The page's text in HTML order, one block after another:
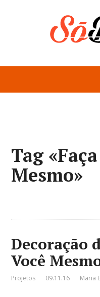
Tag
Mesmo»
Decoração
Você
Projetos 09.11.16 Maria